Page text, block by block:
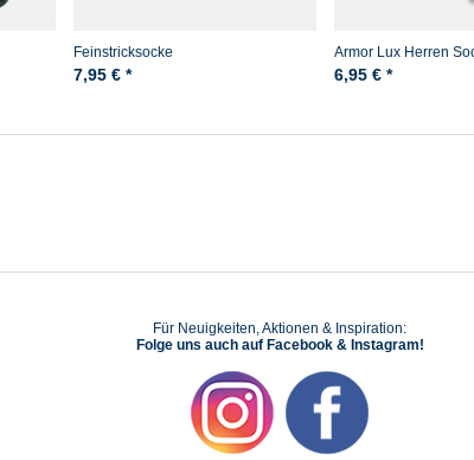
Feinstricksocke
7,95 € *
Armor Lux Herren
Gestreift Chaussettes
6,95 € *
Für Neuigkeiten, Aktionen & Inspiration:
Folge uns auch auf Facebook & Instagram!